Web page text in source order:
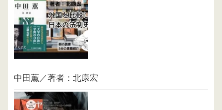
中田薫／著者：北康宏